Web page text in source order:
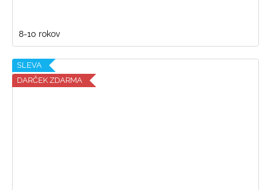
8-10 rokov
SLEVA
DARČEK ZDARMA